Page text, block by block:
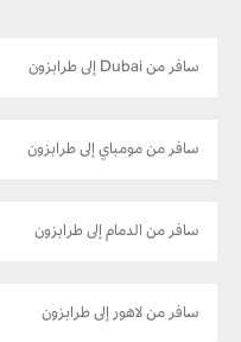
سافر من Dubai إلى طرابزون
سافر من مومباي إلى طرابزون
سافر من الدمام إلى طرابزون
سافر من لاهور إلى طرابزون